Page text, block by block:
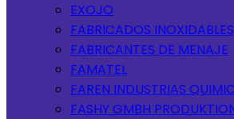
EXOJO
FABRICADOS INOXIDABLES
FABRICANTES DE MENAJE
FAMATEL
FAREN INDUSTRIAS
FASHY GMBH